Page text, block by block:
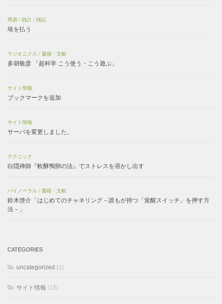
周易 / 雑占 / 雑記
埃を払う
ラジオニクス / 書籍・文献
多胡敬彦 「超科学 こう使う・こう遊ぶ」
サイト情報
ブックマークを追加
サイト情報
サーバを変更しました。
テクニック
白隠禅師『軟酥鴨卵の法』でストレスを溶かし出す
バイノーラル / 書籍・文献
鈴木啓介「はじめてのチャネリング－誰もが持つ「覚醒スイッチ」を押す方
法－」
CATEGORIES
uncategorized (1)
サイト情報 (16)